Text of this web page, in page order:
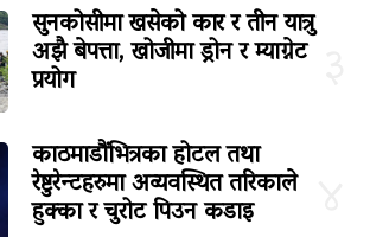
सुनकोसीमा खसेको कार र तीन यात्रु
अझै बेपत्ता, खोजीमा ड्रोन र म्याग्नेट
प्रयोग
काठमाडौंभित्रका होटल तथा
रेष्टुरेन्टहरुमा अव्यवस्थित तरिकाले
हुक्का र चुरोट पिउन कडाइ